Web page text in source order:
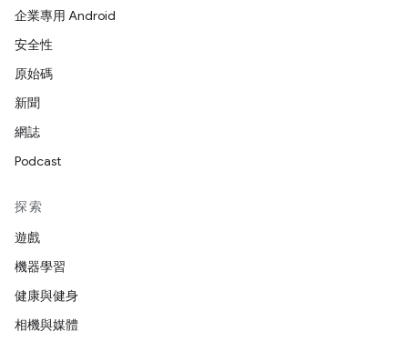
企業專用 Android
安全性
原始碼
新聞
網誌
Podcast
探索
遊戲
機器學習
健康與健身
相機與媒體